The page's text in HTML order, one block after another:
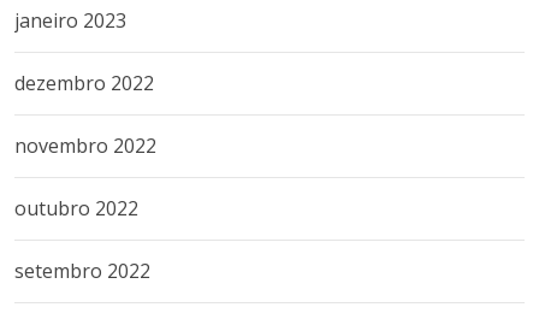
janeiro 2023
dezembro 2022
novembro 2022
outubro 2022
setembro 2022